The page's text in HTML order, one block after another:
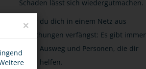
Schaden lässt sich wiedergutmachen.
Bevor du dich in einem Netz aus
Täuschungen verfängst: Es gibt immer
einen Ausweg und Personen, die dir
dabei helfen.
×